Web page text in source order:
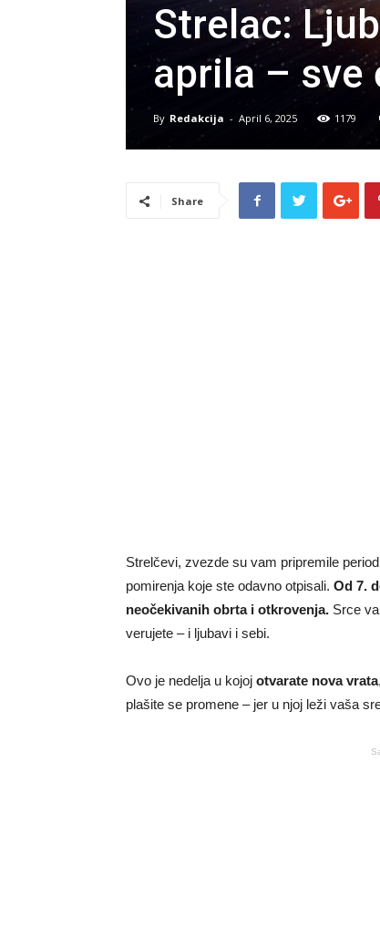
Strelac:
aprila – sve
By Redakcija - April 6, 2025 1179
Share
Strelčevi, zvezde su vam pripremile
pomirenja koje ste odavno otpisali. Od 7.
neočekivanih obrta i otkrovenja. Srce
verujete – i ljubavi i sebi.
Ovo je nedelja u kojoj otvarate nova vrata
plašite se promene – jer u njoj leži vaša